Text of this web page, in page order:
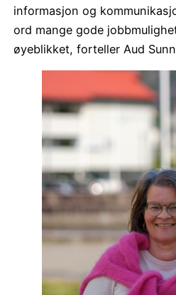
informasjon og
ord mange gode
øyeblikket, forteller Aud